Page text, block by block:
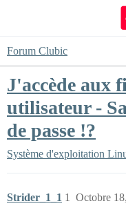
Forum Clubic
J'accède aux
utilisateur -
de passe !?
Système d'exploitation
Strider_1_1 Octobre
1